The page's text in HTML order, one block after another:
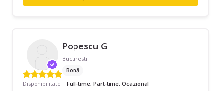
Popescu G
Bucuresti
Bonă
Disponibilitate
Full-time, Part-time, Ocazional